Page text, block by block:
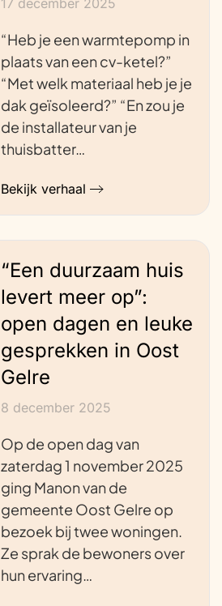
17 december 2025
“Heb je een warmtepomp in
plaats van een cv-ketel?”
“Met welk materiaal heb je je
dak geïsoleerd?” “En zou je
de installateur van je
thuisbatter…
Bekijk verhaal
“Een duurzaam huis
levert meer op”:
open dagen en leuke
gesprekken in Oost
Gelre
8 december 2025
Op de open dag van
zaterdag 1 november 2025
ging Manon van de
gemeente Oost Gelre op
bezoek bij twee woningen.
Ze sprak de bewoners over
hun ervaring…